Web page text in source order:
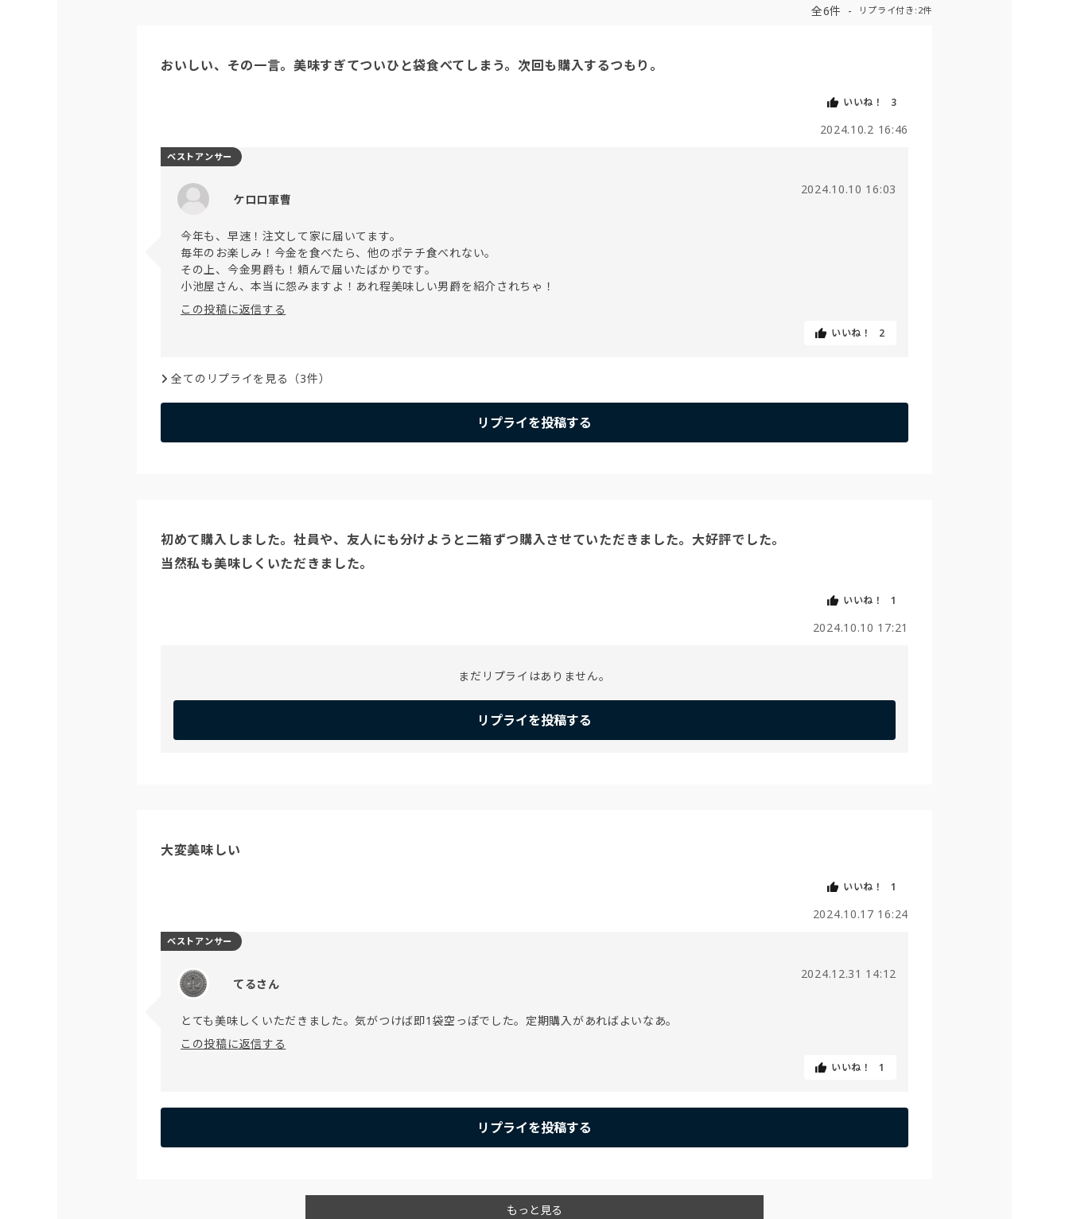
全6件 リプライ付き:2件
おいしい、その一言。美味すぎてついひと袋食べてしまう。次回も購入するつもり。
いいね！ 3
2024.10.2 16:46
2024.10.10 16:03
ケロロ軍曹
今年も、早速！注文して家に届いてます。
毎年のお楽しみ！今金を食べたら、他のポテチ食べれない。
その上、今金男爵も！頼んで届いたばかりです。
この投稿に返信する
いいね！ 2
ベストアンサー
全てのリプライを見る（3件）
リプライを投稿する
初めて購入しました。社員や、友人にも分けようと二箱ずつ購入させていただきました。大好評でした。
いいね！ 1
2024.10.10 17:21
まだリプライはありません。
リプライを投稿する
大変美味しい
いいね！ 1
2024.10.17 16:24
2024.12.31 14:12
てるさん
とても美味しくいただきました。気がつけば即1袋空っぽでした。定期購入があればよいなあ。
この投稿に返信する
いいね！ 1
ベストアンサー
リプライを投稿する
もっと見る